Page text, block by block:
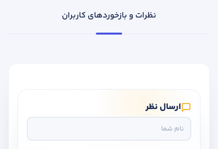
نظرات و بازخوردهای کاربران
ارسال نظر